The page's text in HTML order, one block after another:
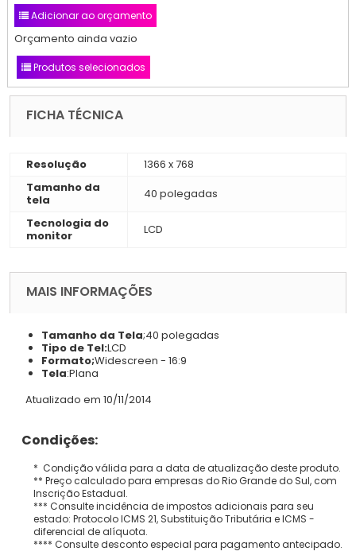
Adicionar ao orçamento
Orçamento ainda vazio
Produtos selecionados
FICHA TÉCNICA
Resolução
1366 x 768
Tamanho da
tela
40 polegadas
Tecnologia do
monitor
LCD
MAIS INFORMAÇÕES
Tamanho da Tela;40 polegadas
Tipo de Tel:LCD
Formato;Widescreen - 16:9
Tela:Plana
Atualizado em 10/11/2014
Condições:
* Condição válida para a data de atualização deste produto.
** Preço calculado para empresas do Rio Grande do Sul, com
Inscrição Estadual.
*** Consulte incidência de impostos adicionais para seu
estado: Protocolo ICMS 21, Substituição Tributária e ICMS -
diferencial de alíquota.
**** Consulte desconto especial para pagamento antecipado.